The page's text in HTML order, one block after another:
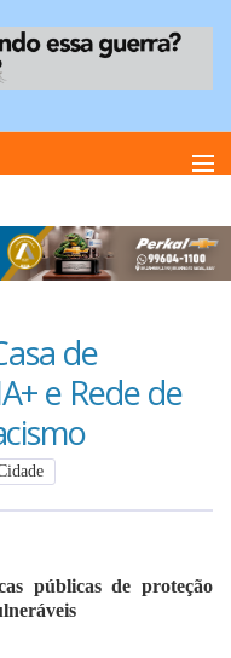
de
e Rede de
públicas de proteção